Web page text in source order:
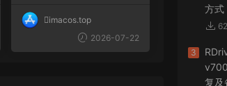
imacos.top
2026-07-22
方式
3
复及